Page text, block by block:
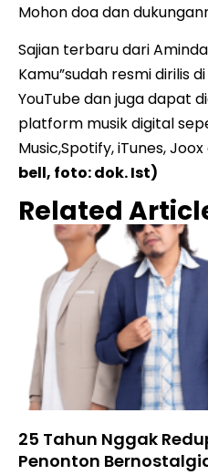
Mohon doa dan
Sajian terbaru dari
Kamu”sudah resmi dirilis
YouTube dan juga dapat
platform musik digital
Music,Spotify, iTunes,
bell, foto: dok. Ist)
Related
25 Tahun Nggak
Penonton